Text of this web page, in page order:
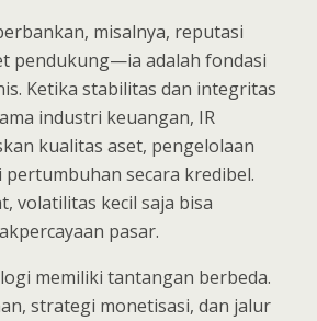
misalnya, reputasi
pendukung—ia adalah fondasi
Ketika stabilitas dan integritas
industri keuangan, IR
kualitas aset, pengelolaan
secara kredibel.
volatilitas kecil saja bisa
pasar.
memiliki tantangan berbeda.
strategi monetisasi, dan jalur